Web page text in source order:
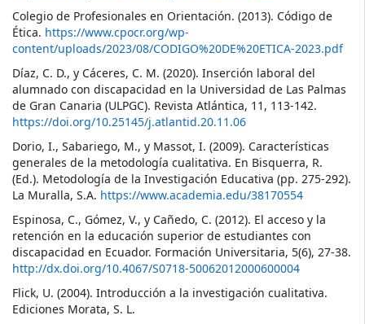
Colegio de Profesionales en Orientación. (2013). Código de
Ética. https://www.cpocr.org/wp-
content/uploads/2023/08/CODIGO%20DE%20ETICA-2023.pdf
Díaz, C. D., y Cáceres, C. M. (2020). Inserción laboral del
alumnado con discapacidad en la Universidad de Las Palmas
de Gran Canaria (ULPGC). Revista Atlántica, 11, 113-142.
https://doi.org/10.25145/j.atlantid.20.11.06
Dorio, I., Sabariego, M., y Massot, I. (2009). Características
generales de la metodología cualitativa. En Bisquerra, R.
(Ed.). Metodología de la Investigación Educativa (pp. 275-292).
La Muralla, S.A. https://www.academia.edu/38170554
Espinosa, C., Gómez, V., y Cañedo, C. (2012). El acceso y la
retención en la educación superior de estudiantes con
discapacidad en Ecuador. Formación Universitaria, 5(6), 27-38.
http://dx.doi.org/10.4067/S0718-50062012000600004
Flick, U. (2004). Introducción a la investigación cualitativa.
Ediciones Morata, S. L.